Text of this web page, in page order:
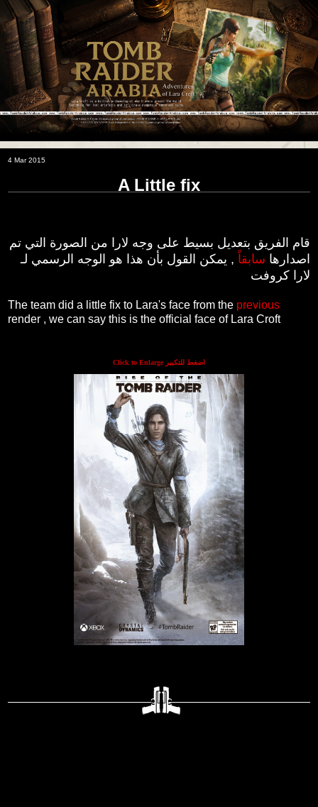
4 Mar 2015
A Little fix
قام الفريق بتعديل بسيط على وجه لارا من الصورة التي تم
اصدارها سابقاً , يمكن القول بأن هذا هو الوجه الرسمي لـ
لارا كروفت
The team did a little fix to Lara's face from the previous
render , we can say this is the official face of Lara Croft
Click to Enlarge اضغط للتكبير